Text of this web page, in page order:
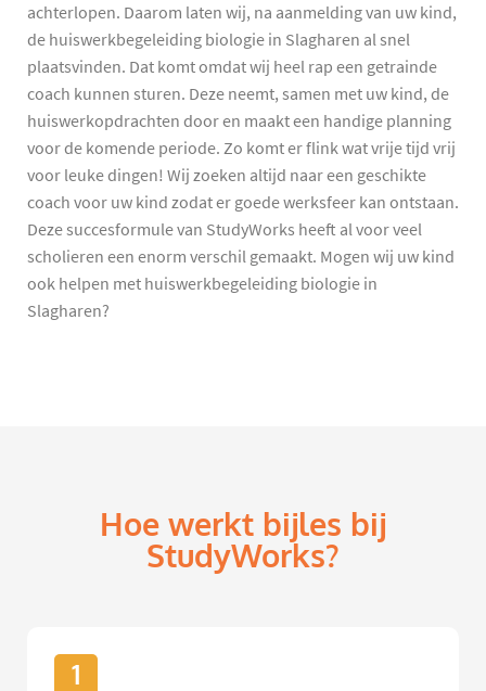
achterlopen. Daarom laten wij, na aanmelding van uw kind,
de huiswerkbegeleiding biologie in Slagharen al snel
plaatsvinden. Dat komt omdat wij heel rap een getrainde
coach kunnen sturen. Deze neemt, samen met uw kind, de
huiswerkopdrachten door en maakt een handige planning
voor de komende periode. Zo komt er flink wat vrije tijd vrij
voor leuke dingen! Wij zoeken altijd naar een geschikte
coach voor uw kind zodat er goede werksfeer kan ontstaan.
Deze succesformule van StudyWorks heeft al voor veel
scholieren een enorm verschil gemaakt. Mogen wij uw kind
ook helpen met huiswerkbegeleiding biologie in
Slagharen?
Hoe werkt bijles bij
StudyWorks?
1